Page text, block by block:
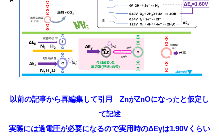
以前の記事から再編集して引用 ZnがZnOになったと仮定し
て記述
実際には過電圧が必要になるので実用時のΔEγは1.90Vくらい